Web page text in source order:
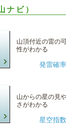
ナビ）
山頂付近の雷の
性がわかる
発雷確率
山からの星の見
さがわかる
星空指数